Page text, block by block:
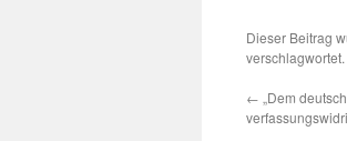
Dieser Beitrag
← „Dem